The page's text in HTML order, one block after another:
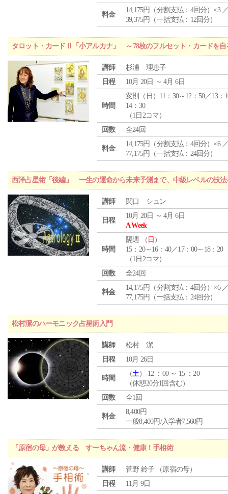
料金
14,175円（分割支払：4回分）×3
39,375円（一括支払：12回分）
タロット・カードⅡ「小アルカナ」 ～78枚のフルセット・カードを自
講師
杉浦 理恵子
日程
10月 20日 ～ 4月 6日
時間
変則（日）11：30～12：50／13：
14：30
（1日2コマ）
回数
全24回
料金
14,175円（分割支払：4回分）×6
77,175円（一括支払：24回分）
西洋占星術「後編」 一生の運命から未来予測まで、中級レベルの技法
講師 関口 シュン
日程
10月 20日 ～ 4月 6日
A Week
時間
隔週 （ 日 ）
15：20～16：40／17：00～18：20
（1日2コマ）
回数
全24回
料金
14,175円（分割支払：4回分）×6
77,175円（一括支払：24回分）
松村潔のハーモニック占星術入門
講師
松村 潔
日程
10月 26日
時間
（土） 12 ：00 ～ 15 ：20
（休憩20分1回含む）
回数
全1回
料金
8,400円
一般8,400円/入学者7,560円
「原宿の母」が教える すーちゃん流・健康！手相術
講師
菅野 鈴子 （原宿の母）
日程
11月 9日